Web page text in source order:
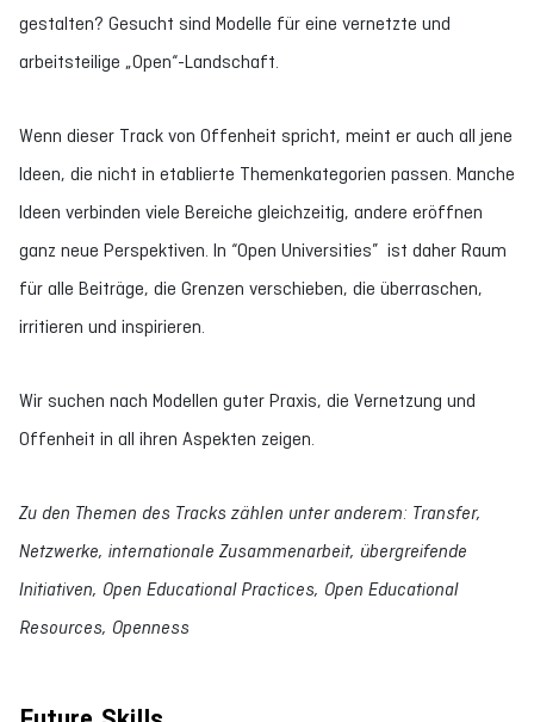
gestalten? Gesucht sind Modelle für eine vernetzte und
arbeitsteilige „Open“-Landschaft.
Wenn dieser Track von Offenheit spricht, meint er auch all jene
Ideen, die nicht in etablierte Themenkategorien passen. Manche
Ideen verbinden viele Bereiche gleichzeitig, andere eröffnen
ganz neue Perspektiven. In “Open Universities” ist daher Raum
für alle Beiträge, die Grenzen verschieben, die überraschen,
irritieren und inspirieren.
Wir suchen nach Modellen guter Praxis, die Vernetzung und
Offenheit in all ihren Aspekten zeigen.
Zu den Themen des Tracks zählen unter anderem: Transfer,
Netzwerke, internationale Zusammenarbeit, übergreifende
Initiativen, Open Educational Practices, Open Educational
Resources, Openness